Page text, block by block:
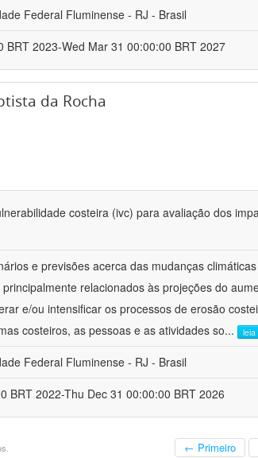
Federal Fluminense - RJ - Brasil
BRT 2023-Wed Mar 31 00:00:00 BRT 2027
da Rocha
costeira (ivc) para avaliação dos
e previsões acerca das mudanças
relacionados às projeções do
e/ou intensificar os processos de erosão
costeiros, as pessoas e as atividades so... leia
Federal Fluminense - RJ - Brasil
BRT 2022-Thu Dec 31 00:00:00 BRT 2026
← Primeiro